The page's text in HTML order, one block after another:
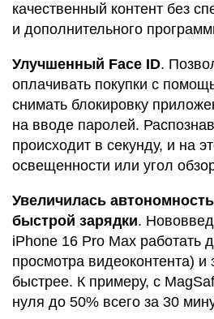
качественный контент без
и дополнительного
Улучшенный Face ID.
оплачивать покупки с
снимать блокировку
на вводе паролей.
происходит в секунду, и на
освещенности или угол
Увеличилась
быстрой зарядки.
iPhone 16 Pro Max работать
просмотра видеоконтента) и
быстрее. К примеру, с
нуля до 50% всего за 30